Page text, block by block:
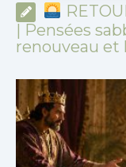
| Pensées
renouveau et